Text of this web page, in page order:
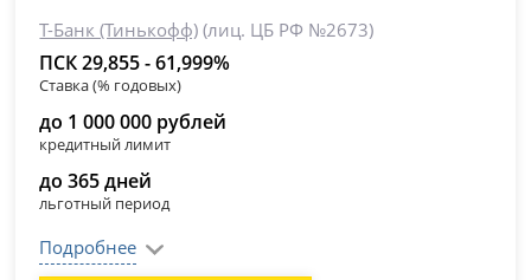
Т-Банк (Тинькофф) (лиц. ЦБ РФ №2673)
ПСК 29,855 - 61,999%
Ставка (% годовых)
до 1 000 000 рублей
кредитный лимит
до 365 дней
льготный период
Подробнее